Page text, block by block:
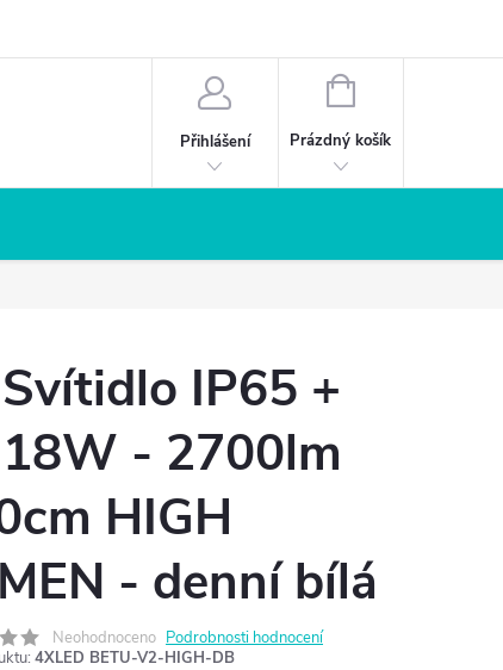
Přihlášení
NÁKUPNÍ
Prázdný košík
IP65 +
- 2700lm
HIGH
- denní bílá
Neohodnoceno Podrobnosti hodnocení
4XLED BETU-V2-HIGH-DB